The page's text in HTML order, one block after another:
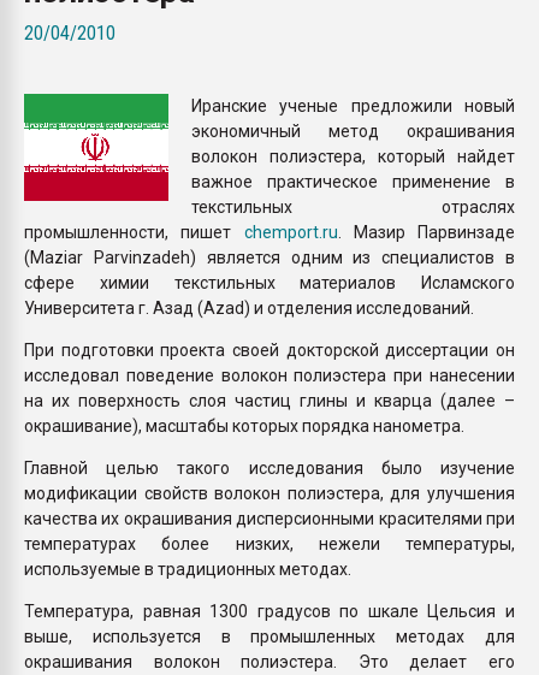
ПЕРЕЙТИ НА
20/04/2010
Иранские ученые предложили новый
экономичный метод окрашивания
волокон полиэстера, который найдет
важное практическое применение в
текстильных отраслях
промышленности, пишет chemport.ru . Мазир Парвинзаде
(Maziar Parvinzadeh) является одним из специалистов в
сфере химии текстильных материалов Исламского
Университета г. Азад (Azad) и отделения исследований.
При подготовки проекта своей докторской диссертации он
исследовал поведение волокон полиэстера при нанесении
на их поверхность слоя частиц глины и кварца (далее –
окрашивание), масштабы которых порядка нанометра.
Главной целью такого исследования было изучение
модификации свойств волокон полиэстера, для улучшения
качества их окрашивания дисперсионными красителями при
температурах более низких, нежели температуры,
используемые в традиционных методах.
Температура, равная 1300 градусов по шкале Цельсия и
выше, используется в промышленных методах для
окрашивания волокон полиэстера. Это делает его